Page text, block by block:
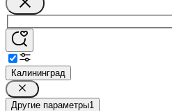
Калининград
Другие параметры1